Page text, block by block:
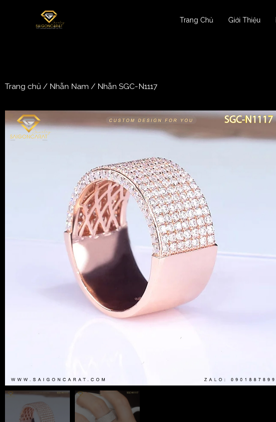
Trang Chủ Giới Thiệu
Trang chủ / Nhẫn Nam / Nhẫn SGC-N1117